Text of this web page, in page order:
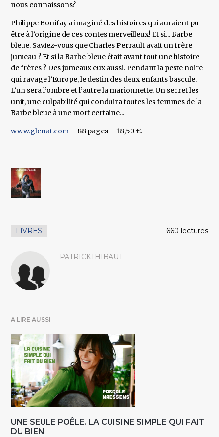
nous connaissons?
Philippe Bonifay a imaginé des histoires qui auraient pu
être à l’origine de ces contes merveilleux! Et si... Barbe
bleue. Saviez-vous que Charles Perrault avait un frère
jumeau ? Et si la Barbe bleue était avant tout une histoire
de frères ? Des jumeaux eux aussi. Pendant la peste noire
qui ravage l’Europe, le destin des deux enfants bascule.
L’un sera l’ombre et l’autre la marionnette. Un secret les
unit, une culpabilité qui conduira toutes les femmes de la
Barbe bleue à une mort certaine...
www.glenat.com – 88 pages – 18,50 €.
LIVRES 660 lectures
PATRICKTHIBAUT
A LIRE AUSSI
UNE SEULE POÊLE. LA CUISINE SIMPLE QUI FAIT
DU BIEN